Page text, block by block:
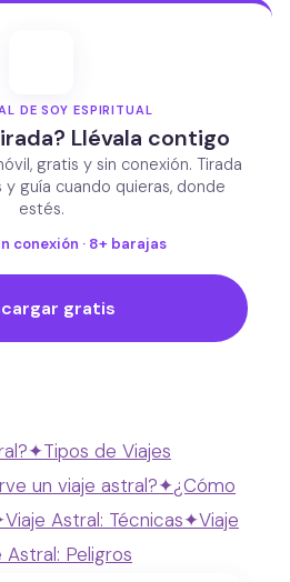
DE SOY ESPIRITUAL
Llévala contigo
gratis y sin conexión. Tirada
y guía cuando quieras, donde
estés.
conexión · 8+ barajas
gratis
✦Tipos de Viajes
un viaje astral?✦¿Cómo
Viaje Astral: Técnicas✦Viaje
Astral: Peligros